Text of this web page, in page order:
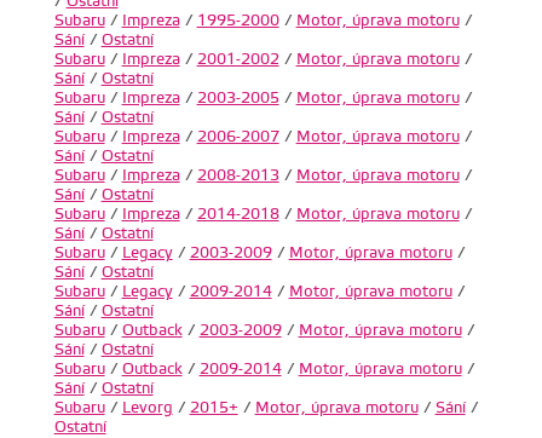
Subaru/ Impreza/ 1995-2000/ Motor, úprava motoru/
Sání/ Ostatní
Subaru/ Impreza/ 2001-2002 / Motor, úprava motoru/
Sání/ Ostatní
Subaru/ Impreza/ 2003-2005/ Motor, úprava motoru/
Sání/ Ostatní
Subaru/ Impreza/ 2006-2007/ Motor, úprava motoru/
Sání/ Ostatní
Subaru/ Impreza/ 2008-2013/ Motor, úprava motoru/
Sání/ Ostatní
Subaru/ Impreza/ 2014-2018/ Motor, úprava motoru/
Sání/ Ostatní
Subaru/ Legacy/ 2003-2009/ Motor, úprava motoru/
Sání/ Ostatní
Subaru/ Legacy/ 2009-2014/ Motor, úprava motoru/
Sání/ Ostatní
Subaru/ Outback/ 2003-2009/ Motor, úprava motoru/
Sání/ Ostatní
Subaru/ Outback/ 2009-2014/ Motor, úprava motoru/
Sání/ Ostatní
Subaru/ Levorg / 2015+ / Motor, úprava motoru/ Sání/
Ostatní